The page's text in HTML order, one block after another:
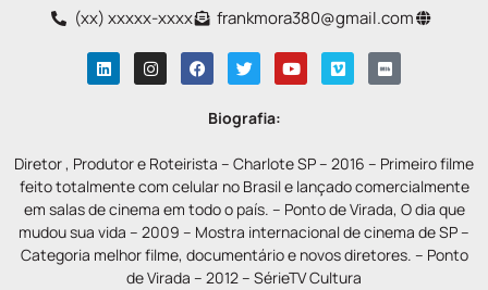
(xx) xxxxx-xxxx frankmora380@gmail.com
Biografia:
Diretor , Produtor e Roteirista – Charlote SP – 2016 – Primeiro filme
feito totalmente com celular no Brasil e lançado comercialmente
em salas de cinema em todo o país. – Ponto de Virada, O dia que
mudou sua vida – 2009 – Mostra internacional de cinema de SP –
Categoria melhor filme, documentário e novos diretores. – Ponto
de Virada – 2012 – SérieTV Cultura